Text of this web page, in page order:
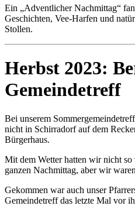
Ein „Adventlicher Nachmittag“
Geschichten, Vee-Harfen und
Stollen.
Herbst 2023:
Gemeindetreff
Bei unserem
nicht in Schirradorf auf dem
Bürgerhaus.
Mit dem Wetter hatten wir nicht
ganzen Nachmittag, aber wir
Gekommen war auch unser
Gemeindetreff das letzte Mal vor